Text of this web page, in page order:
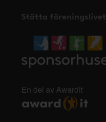
Stötta föreningslivet
En del av AwardIt